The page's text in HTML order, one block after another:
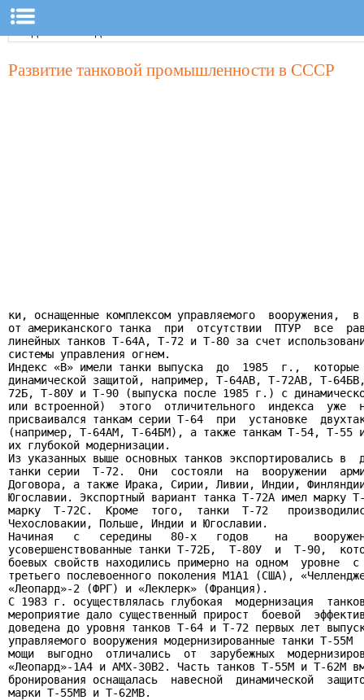
Развитие танковой промышленности в СССР
ки, оснащенные комплексом управляемого  вооружения,  в
от американского танка  при  отсутствии  ПТУР  все
линейных танков Т-64А, Т-72 и Т-80 за счет
системы управления огнем.
Индекс «В» имели танки выпуска  до  1985  г.,  которые
динамической защитой, например, Т-64АВ, Т-72АВ, Т-
72Б, Т-80У и Т-90 (выпуска после 1985 г.) с
или встроенной)  этого  отличительного  индекса  уже
присваивался танкам серии Т-64  при  установке
(например, Т-64АМ, Т-64БМ), а также танкам Т-54, Т-55
их глубокой модернизации.
Из указанных выше основных танков экспортировались в
танки серии  Т-72.  Они  состояли  на  вооружении
Договора, а также Ирака, Сирии, Ливии, Индии,
Югославии. Экспортный вариант танка Т-72А имел марку
марку  Т-72С.  Кроме  того,  танки  Т-72
Чехословакии, Польше, Индии и Югославии.
Начиная   с   середины   80-х   годов    на
усовершенствованные танки Т-72Б,  Т-80У  и  Т-90,
боевых свойств находились примерно на одном  уровне
третьего послевоенного поколения М1А1 (США),
«Леопард»-2 (ФРГ) и «Леклерк» (Франция).
С 1983 г. осуществлялась глубокая  модернизация
мероприятие дало существенный прирост  боевой
доведена до уровня танков Т-64 и Т-72 первых лет
управляемого вооружения модернизированные танки Т-
мощи  выгодно  отличались  от  зарубежных
«Леопард»-1А4 и АМХ-30В2. Часть танков Т-55М и Т-62М
бронирования оснащалась  навесной  динамической
марки Т-55МВ и Т-62МВ.